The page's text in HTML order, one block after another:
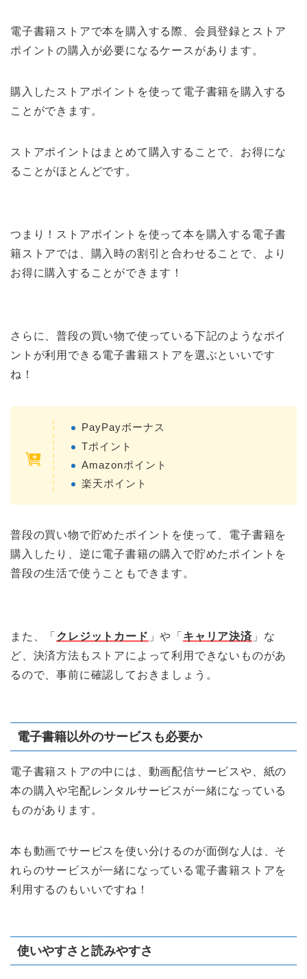
電子書籍ストアで本を購入する際、会員登録とストア
ポイントの購入が必要になるケースがあります。
購入したストアポイントを使って電子書籍を購入する
ことができます。
ストアポイントはまとめて購入することで、お得にな
ることがほとんどです。
つまり！ストアポイントを使って本を購入する電子書
籍ストアでは、購入時の割引と合わせることで、より
お得に購入することができます！
さらに、普段の買い物で使っている下記のようなポイ
ントが利用できる電子書籍ストアを選ぶといいです
ね！
PayPayボーナス
Tポイント
Amazonポイント
楽天ポイント
普段の買い物で貯めたポイントを使って、電子書籍を
購入したり、逆に電子書籍の購入で貯めたポイントを
普段の生活で使うこともできます。
また、「 クレジットカード 」や「 キャリア決済 」な
ど、決済方法もストアによって利用できないものがあ
るので、事前に確認しておきましょう。
電子書籍以外のサービスも必要か
電子書籍ストアの中には、動画配信サービスや、紙の
本の購入や宅配レンタルサービスが一緒になっている
ものがあります。
本も動画でサービスを使い分けるのが面倒な人は、そ
れらのサービスが一緒になっている電子書籍ストアを
利用するのもいいですね！
使いやすさと読みやすさ